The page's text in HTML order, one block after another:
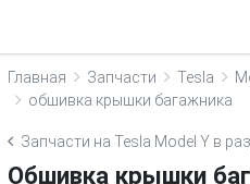
Главная Запчасти Tesla
обшивка крышки багажника
Запчасти на Tesla Model Y в
Обшивка крышки